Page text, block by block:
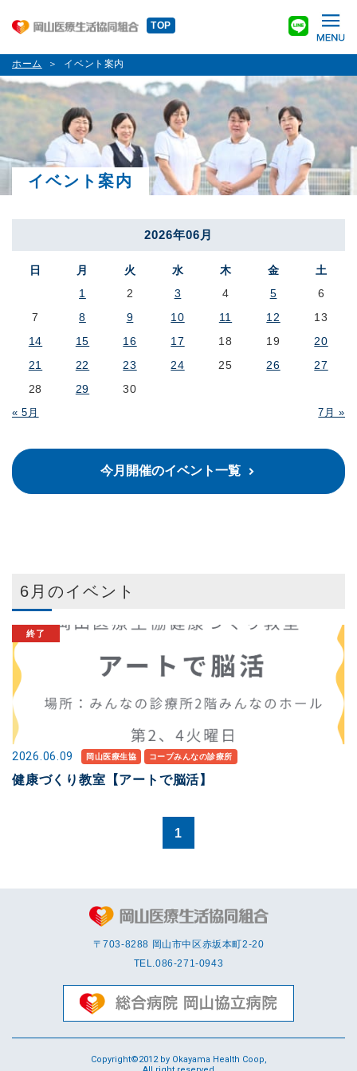
TOP
ホーム イベント案内
イベント案内
2026年06月
日 月 火 水 木 金 土
« 5月 7月 »
1 2 3 4 5
6
7
8 9 10 11 12
13
14
15 16 17 18 19
20
21
22 23 24 25 26
27
28
29 30
今月開催のイベント一覧
6月のイベント
2026.06.09 岡山医療生協 コープみんなの診療所
健康づくり教室【アートで脳活】
1
〒703-8288 岡⼭市中区赤坂本町2-20
TEL.086-271-0943
Copyright©2012 by Okayama Health Coop,